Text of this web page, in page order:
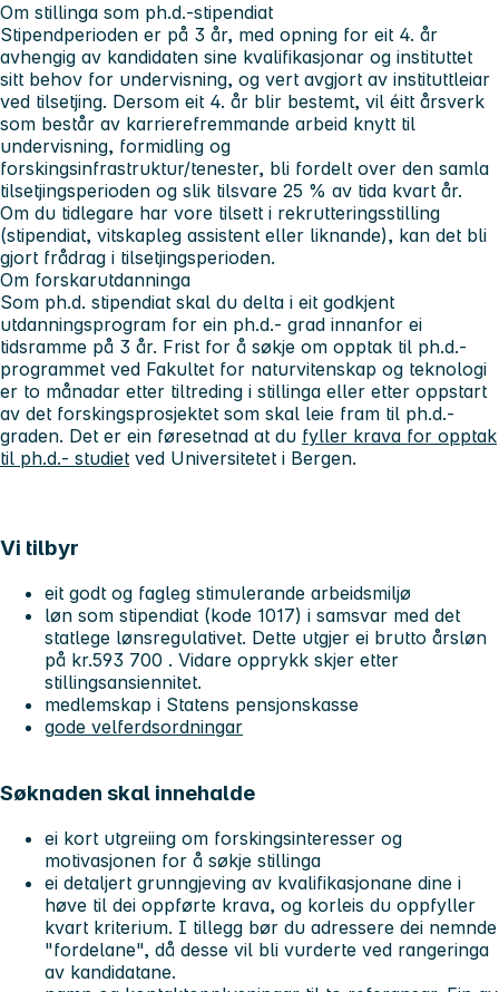
Om stillinga som ph.d.-stipendiat
Stipendperioden er på 3 år, med opning for eit 4. år
avhengig av kandidaten sine kvalifikasjonar og instituttet
sitt behov for undervisning, og vert avgjort av instituttleiar
ved tilsetjing. Dersom eit 4. år blir bestemt, vil éitt årsverk
som består av karrierefremmande arbeid knytt til
undervisning, formidling og
forskingsinfrastruktur/tenester, bli fordelt over den samla
tilsetjingsperioden og slik tilsvare 25 % av tida kvart år.
Om du tidlegare har vore tilsett i rekrutteringsstilling
(stipendiat, vitskapleg assistent eller liknande), kan det bli
gjort frådrag i tilsetjingsperioden.
Om forskarutdanninga
Som ph.d. stipendiat skal du delta i eit godkjent
utdanningsprogram for ein ph.d.- grad innanfor ei
tidsramme på 3 år. Frist for å søkje om opptak til ph.d.-
programmet ved Fakultet for naturvitenskap og teknologi
er to månadar etter tiltreding i stillinga eller etter oppstart
av det forskingsprosjektet som skal leie fram til ph.d.-
graden. Det er ein føresetnad at du fyller krava for opptak
til ph.d.- studiet ved Universitetet i Bergen.
Vi tilbyr
eit godt og fagleg stimulerande arbeidsmiljø
løn som stipendiat (kode 1017) i samsvar med det
statlege lønsregulativet. Dette utgjer ei brutto årsløn
på kr.593 700 . Vidare opprykk skjer etter
stillingsansiennitet.
medlemskap i Statens pensjonskasse
gode velferdsordningar
Søknaden skal innehalde
ei kort utgreiing om forskingsinteresser og
motivasjonen for å søkje stillinga
ei detaljert grunngjeving av kvalifikasjonane dine i
høve til dei oppførte krava, og korleis du oppfyller
kvart kriterium. I tillegg bør du adressere dei nemnde
"fordelane", då desse vil bli vurderte ved rangeringa
av kandidatane.